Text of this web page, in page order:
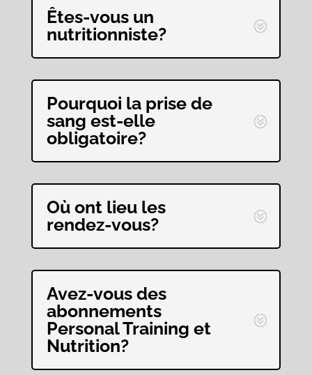
Êtes-vous un
nutritionniste?
Pourquoi la prise de
sang est-elle
obligatoire?
Où ont lieu les
rendez-vous?
Avez-vous des
abonnements
Personal Training et
Nutrition?